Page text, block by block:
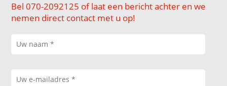
Bel 070-2092125 of laat een bericht achter en we
nemen direct contact met u op!